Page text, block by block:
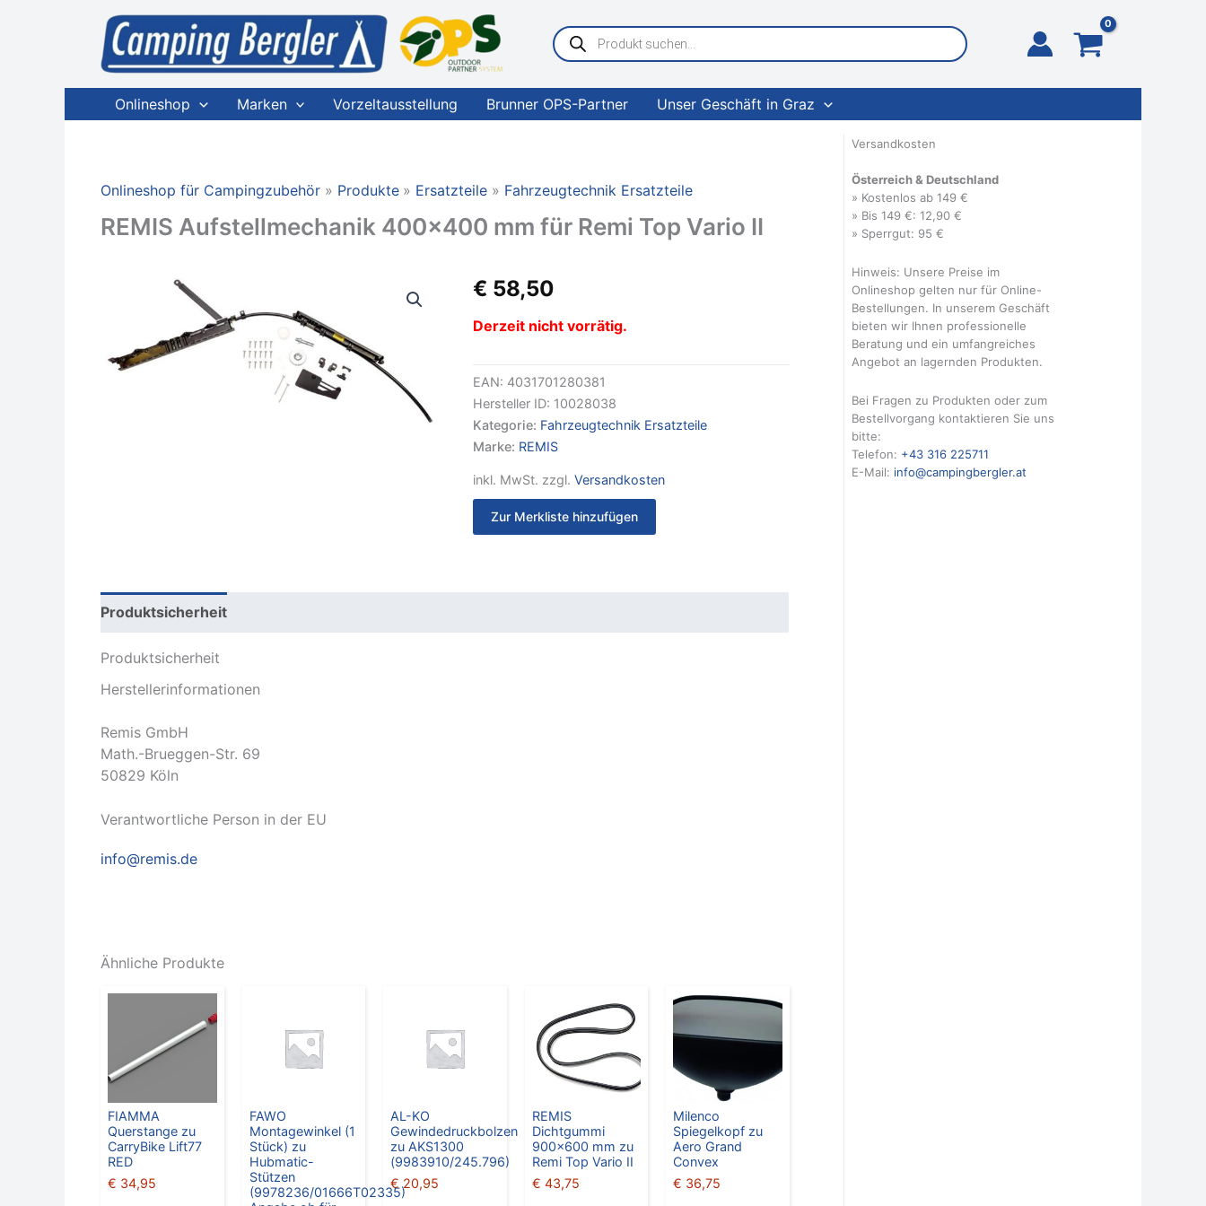
Products
search
Onlineshop Marken Vorzeltausstellung Brunner OPS-Partner Unser Geschäft in Graz
Onlineshop für Campingzubehör Produkte Ersatzteile Fahrzeugtechnik Ersatzteile
REMIS Aufstellmechanik 400×400 mm für Remi Top Vario II
€ 58,50
Derzeit nicht vorrätig.
EAN: 4031701280381
Hersteller ID: 10028038
Kategorie: Fahrzeugtechnik Ersatzteile
Marke: REMIS
inkl. MwSt. zzgl. Versandkosten
Zur Merkliste hinzufügen
Produktsicherheit
Produktsicherheit
Herstellerinformationen
Remis GmbH
Math.-Brueggen-Str. 69
50829 Köln
Verantwortliche Person in der EU
info@remis.de
Ähnliche Produkte
FIAMMA
Querstange zu
CarryBike Lift77
RED
€ 34,95
FAWO
Montagewinkel (1
Stück) zu
Hubmatic-
Stützen
(9978236/01666T02335)
AL-KO
Gewindedruckbolzen
zu AKS1300
(9983910/245.796)
€ 20,95
REMIS
Dichtgummi
900×600 mm zu
Remi Top Vario II
€ 43,75
Milenco
Spiegelkopf zu
Aero Grand
Convex
€ 36,75
Versandkosten
Österreich & Deutschland
» Kostenlos ab 149 €
» Bis 149 €: 12,90 €
» Sperrgut: 95 €
Hinweis: Unsere Preise im
Onlineshop gelten nur für Online-
Bestellungen. In unserem Geschäft
bieten wir Ihnen professionelle
Beratung und ein umfangreiches
Angebot an lagernden Produkten.
Bei Fragen zu Produkten oder zum
Bestellvorgang kontaktieren Sie uns
bitte:
Telefon: +43 316 225711
E-Mail: info@campingbergler.at